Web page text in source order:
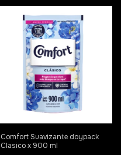
Comfort Suavizante doypack
Clasico x 900 ml